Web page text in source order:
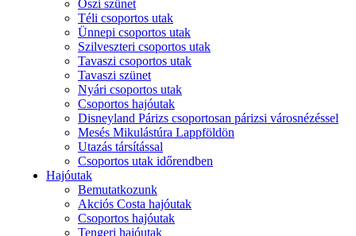
Őszi szünet
Téli csoportos utak
Ünnepi csoportos utak
Szilveszteri csoportos utak
Tavaszi csoportos utak
Tavaszi szünet
Nyári csoportos utak
Csoportos hajóutak
Disneyland Párizs csoportosan párizsi városnézéssel
Mesés Mikulástúra Lappföldön
Utazás társítással
Csoportos utak időrendben
Hajóutak
Bemutatkozunk
Akciós Costa hajóutak
Csoportos hajóutak
Tengeri hajóutak